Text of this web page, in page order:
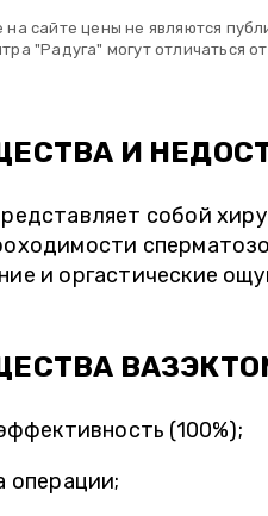
сайте цены не являются
"Радуга" могут отличаться
И
собой
и оргастические
(100%);
операции;